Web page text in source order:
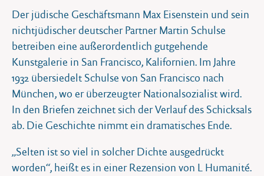
Der jüdische Geschäftsmann Max Eisenstein und sein
nichtjüdischer deutscher Partner Martin Schulse
betreiben eine außerordentlich gutgehende
Kunstgalerie in San Francisco, Kalifornien. Im Jahre
1932 übersiedelt Schulse von San Francisco nach
München, wo er überzeugter Nationalsozialist wird.
In den Briefen zeichnet sich der Verlauf des Schicksals
ab. Die Geschichte nimmt ein dramatisches Ende.
„Selten ist so viel in solcher Dichte ausgedrückt
worden“, heißt es in einer Rezension von L Humanité.